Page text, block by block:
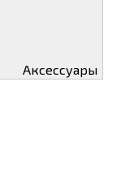
Аксессуары